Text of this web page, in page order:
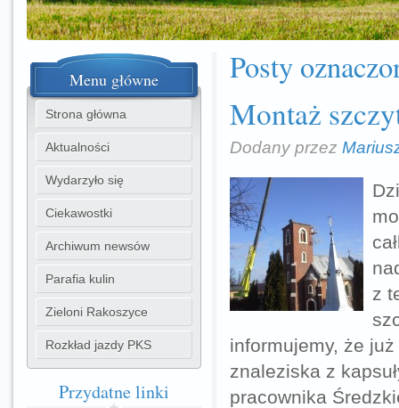
Posty
Montaż
Dodany przez
z
informujemy, że
znaleziska z
pracownika
Menu główne
Strona główna
Aktualności
Wydarzyło się
Ciekawostki
Archiwum newsów
Parafia kulin
Zieloni Rakoszyce
Rozkład jazdy PKS
Przydatnelinki